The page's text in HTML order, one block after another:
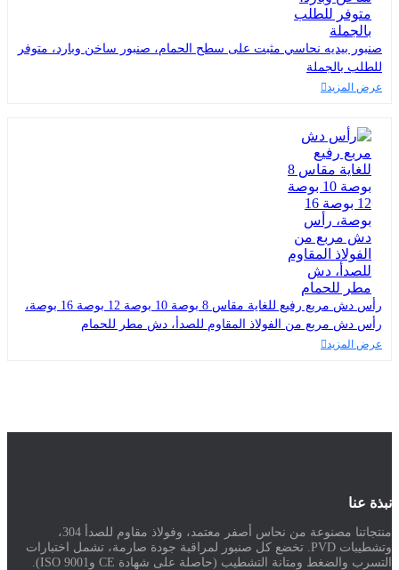
صنبور بيديه نحاسي مثبت على سطح الحمام، صنبور ساخن وبارد، متوفر
للطلب بالجملة
عرض المزيد
رأس دش مربع رفيع للغاية مقاس 8 بوصة 10 بوصة 12 بوصة 16 بوصة،
رأس دش مربع من الفولاذ المقاوم للصدأ، دش مطر للحمام
عرض المزيد
نبذة عنا
منتجاتنا مصنوعة من نحاس أصفر معتمد، وفولاذ مقاوم للصدأ 304،
وتشطيبات PVD. تخضع كل صنبور لمراقبة جودة صارمة، تشمل اختبارات
التسرب والضغط ومتانة التشطيب (حاصلة على شهادة CE وISO 9001).